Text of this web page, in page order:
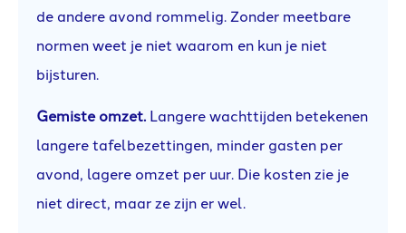
de andere avond rommelig. Zonder meetbare
normen weet je niet waarom en kun je niet
bijsturen.
Gemiste omzet. Langere wachttijden betekenen
langere tafelbezettingen, minder gasten per
avond, lagere omzet per uur. Die kosten zie je
niet direct, maar ze zijn er wel.